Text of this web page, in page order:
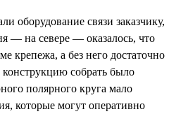
оборудование связи заказчику,
— на севере — оказалось, что
крепежа, а без него достаточно
собрать было
полярного круга мало
которые могут оперативно